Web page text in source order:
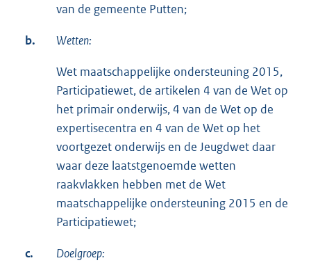
van de gemeente Putten;
b. Wetten:
Wet maatschappelijke ondersteuning 2015,
Participatiewet, de artikelen 4 van de Wet op
het primair onderwijs, 4 van de Wet op de
expertisecentra en 4 van de Wet op het
voortgezet onderwijs en de Jeugdwet daar
waar deze laatstgenoemde wetten
raakvlakken hebben met de Wet
maatschappelijke ondersteuning 2015 en de
Participatiewet;
c. Doelgroep: